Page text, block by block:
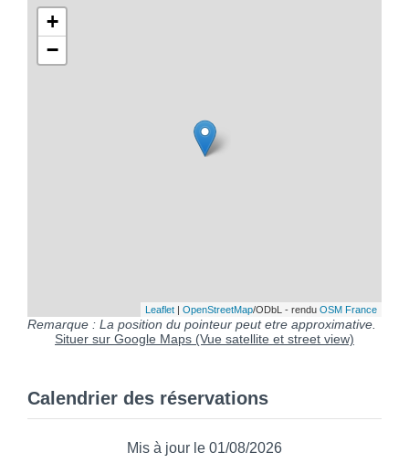
+
−
Leaflet | OpenStreetMap/ODbL - rendu OSM France
Remarque : La position du pointeur peut etre approximative.
Situer sur Google Maps (Vue satellite et street view)
Calendrier des réservations
Mis à jour le 01/08/2026